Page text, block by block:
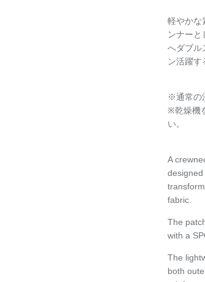
軽やかな
ンナー
へダブル
ン活躍す
※通常の
※乾燥機
い。
A
fabric.
The
with a
The
both